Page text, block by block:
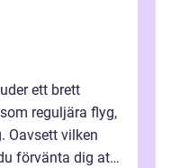
ett brett
reguljära flyg,
Oavsett vilken
förvänta dig att